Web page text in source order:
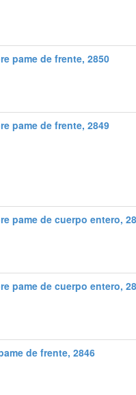
pame de frente, 2850
pame de frente, 2849
pame de cuerpo entero,
pame de cuerpo entero,
de frente, 2846